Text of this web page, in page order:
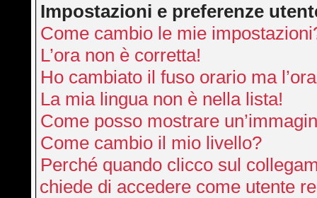
Impostazioni e preferenze
Come cambio le mie
L’ora non è corretta!
Ho cambiato il fuso orario ma
La mia lingua non è nella lista!
Come posso mostrare
Come cambio il mio livello?
Perché quando clicco sul
chiede di accedere come utente